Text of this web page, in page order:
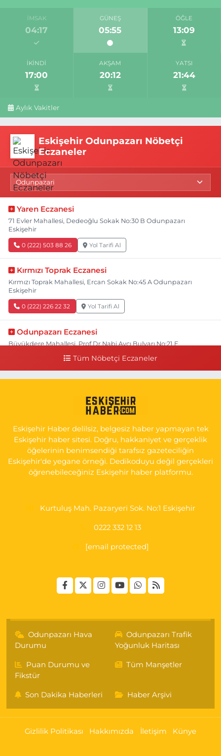
İMSAK
04:17
GÜNEŞ
05:55
ÖĞLE
13:09
İKINDI
17:00
AKŞAM
20:12
YATSI
21:44
Aylık Vakitler
Eskişehir Odunpazarı Nöbetçi
Eczaneler
Yaren Eczanesi
71 Evler Mahallesi, Dedeoğlu Sokak No:30 B Odunpazarı
Eskişehir
0 (222) 503 88 26 Yol Tarifi Al
Kırmızı Toprak Eczanesi
Kırmızı Toprak Mahallesi, Ercan Sokak No:45 A Odunpazarı
Eskişehir
0 (222) 226 22 32 Yol Tarifi Al
Odunpazarı Eczanesi
Büyükdere Mahallesi, Prof.Dr.Nabi Avcı Bulvarı No:21 E
Yenidoğan Mahallesi, Şehit Serkan Özaydın Caddesi No:8 B
0 (222) 237 75 17 Yol Tarifi Al
Tüm Nöbetçi Eczaneler
Eskişehir Haber delilsiz, belgesiz haber yapmayan tek
Eskişehir haber sitesi. Doğru, hakkaniyet ve gerçeklik
öğelerinin benimsendiği tarafsız gazeteciliğin
Eskişehir'de yegane örneği. Dedikoduyu değil gerçekleri
öğrenebileceğiniz Eskişehir haber platformu.
Kurtuluş Mah. Pazaryeri Sok. No:1 Eskişehir
0222 332 12 13
[email protected]
Odunpazarı Hava
Durumu
Odunpazarı Trafik
Yoğunluk Haritası
Puan Durumu ve
Fikstür
Tüm Manşetler
Son Dakika Haberleri Haber Arşivi
Gizlilik Politikası Hakkımızda İletişim Künye